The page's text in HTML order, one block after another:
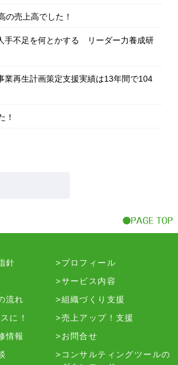
の売上高でした！
手不足を何とかする リーダー力養成研
業再生計画策定支援実績は13年間で104
！
針
プロフィール
サービス内容
流れ
組織づくり支援
に！
売上アップ！支援
情報
お問合せ
コンサルティングツールの